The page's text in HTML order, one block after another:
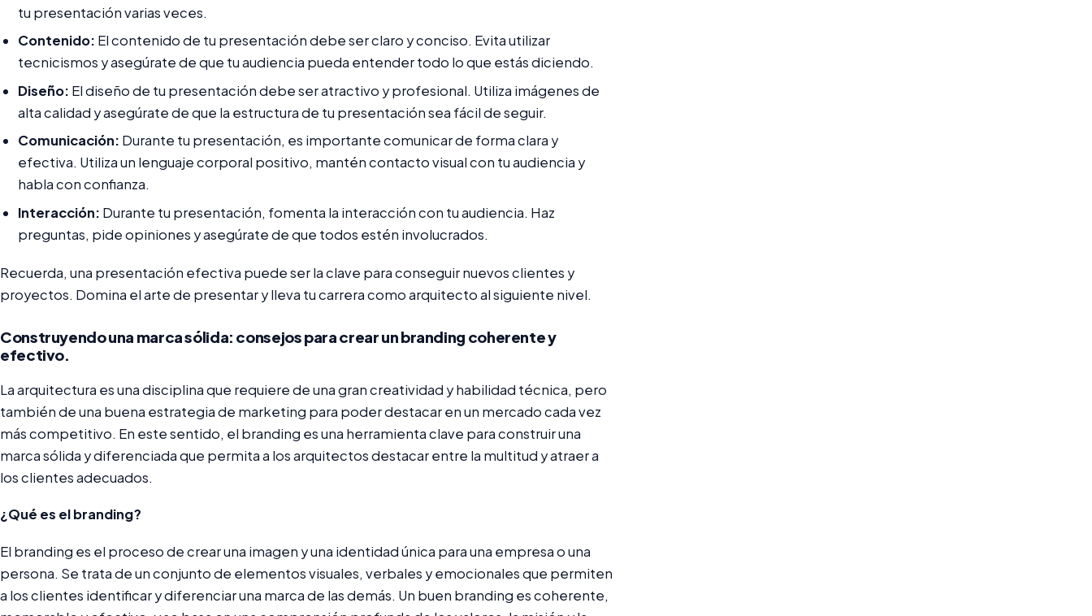
tu presentación varias veces.
Contenido: El contenido de tu presentación debe ser claro y conciso. Evita utilizar
tecnicismos y asegúrate de que tu audiencia pueda entender todo lo que estás diciendo.
Diseño: El diseño de tu presentación debe ser atractivo y profesional. Utiliza imágenes de
alta calidad y asegúrate de que la estructura de tu presentación sea fácil de seguir.
Comunicación: Durante tu presentación, es importante comunicar de forma clara y
efectiva. Utiliza un lenguaje corporal positivo, mantén contacto visual con tu audiencia y
habla con confianza.
Interacción: Durante tu presentación, fomenta la interacción con tu audiencia. Haz
preguntas, pide opiniones y asegúrate de que todos estén involucrados.
Recuerda, una presentación efectiva puede ser la clave para conseguir nuevos clientes y
proyectos. Domina el arte de presentar y lleva tu carrera como arquitecto al siguiente nivel.
Construyendo una marca sólida: consejos para crear un branding coherente y
efectivo.
La arquitectura es una disciplina que requiere de una gran creatividad y habilidad técnica, pero
también de una buena estrategia de marketing para poder destacar en un mercado cada vez
más competitivo. En este sentido, el branding es una herramienta clave para construir una
marca sólida y diferenciada que permita a los arquitectos destacar entre la multitud y atraer a
los clientes adecuados.
¿Qué es el branding?
El branding es el proceso de crear una imagen y una identidad única para una empresa o una
persona. Se trata de un conjunto de elementos visuales, verbales y emocionales que permiten
a los clientes identificar y diferenciar una marca de las demás. Un buen branding es coherente,